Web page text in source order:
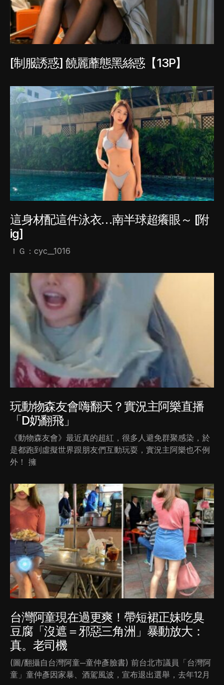
[制服誘惑] 饒麗蘼態黑絲惑【13P】
這身材配這件泳衣…南半球超癢眼～ [附
ig]
ＩＧ：cyc__1016
玩動物森友會嗨翻天？實況主阿樂直播
「D奶翻飛」
《動物森友會》最近真的超紅，很多人避免群聚感染，於
是都跑到虛擬世界跟朋友們互動玩耍，實況主阿樂也不例
外！ 擁
台灣阿童現在過更爽！帶短裙正妹吃臭
豆腐「沒遮＝邪惡三角洲」暴動放大：
真。老司機
(圖/翻攝自台灣阿童─童仲彥臉書) 前台北市議員「台灣阿
童」童仲彥因家暴、酒駕風波，宣布退出選舉，去年12月